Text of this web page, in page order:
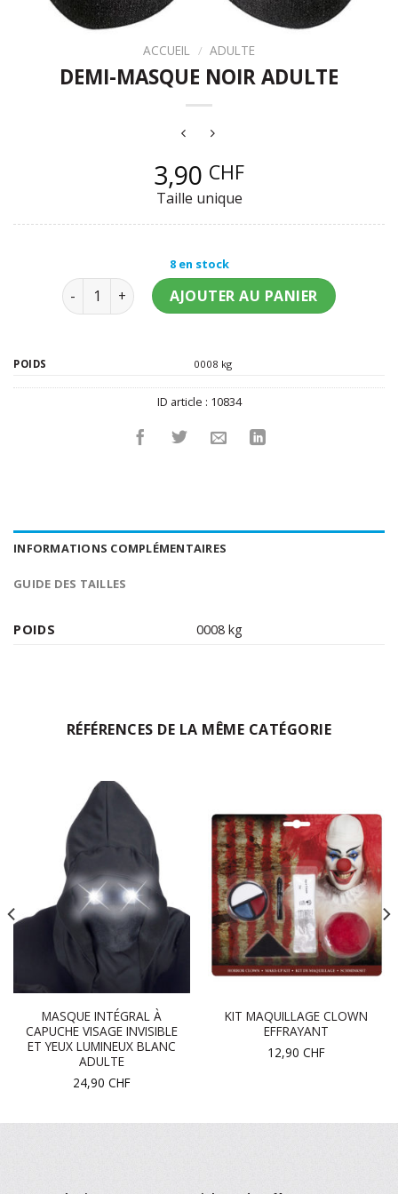
ACCUEIL / ADULTE
DEMI-MASQUE NOIR ADULTE
3,90 CHF
Taille unique
8 en stock
quantité de Demi-masque noir adulte
AJOUTER AU PANIER
POIDS 0008 kg
ID article : 10834
INFORMATIONS COMPLÉMENTAIRES
GUIDE DES TAILLES
POIDS 0008 kg
RÉFÉRENCES DE LA MÊME CATÉGORIE
MASQUE INTÉGRAL À
CAPUCHE VISAGE INVISIBLE
ET YEUX LUMINEUX BLANC
ADULTE
24,90 CHF
KIT MAQUILLAGE CLOWN
EFFRAYANT
12,90 CHF